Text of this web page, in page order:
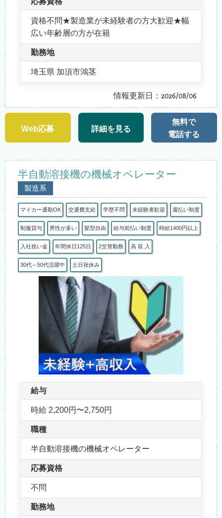
資格不問★製造業が未経験者の方大歓迎★幅
広い年齢層の方が在籍
勤務地
埼玉県 加須市鴻茎
情報更新日：2026/08/06
Web応募 詳細を見る
無料で
電話する
半自動溶接機の機械オペレーター
製造系
マイカー通勤OK 交通費支給 学歴不問 未経験者歓迎 週払い制度
制服貸与 男性が多い 髪型自由 給与前払い制度 時給1400円以上
入社祝い金 年間休日125日 2交替勤務 高 収 入
30代～50代活躍中 土日祝休み
給与
時給 2,200円〜2,750円
職種
半自動溶接機の機械オペレーター
応募資格
不問
勤務地